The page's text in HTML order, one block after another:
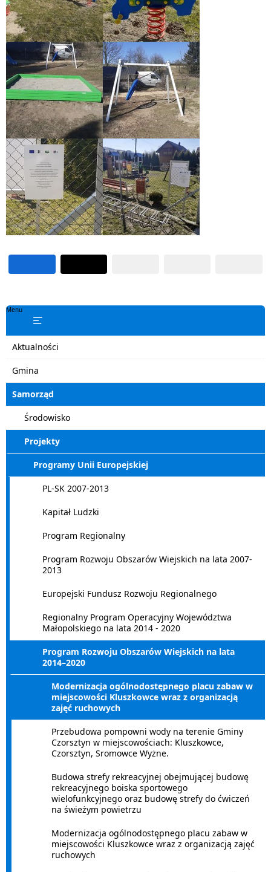
Menu
Aktualności
Gmina
Samorząd
Środowisko
Projekty
Programy Unii Europejskiej
PL-SK 2007-2013
Kapitał Ludzki
Program Regionalny
Program Rozwoju Obszarów Wiejskich na lata 2007-
2013
Europejski Fundusz Rozwoju Regionalnego
Regionalny Program Operacyjny Województwa
Małopolskiego na lata 2014 - 2020
Program Rozwoju Obszarów Wiejskich na lata
2014–2020
Modernizacja ogólnodostępnego placu zabaw w
miejscowości Kluszkowce wraz z organizacją
zajęć ruchowych
Przebudowa pompowni wody na terenie Gminy
Czorsztyn w miejscowościach: Kluszkowce,
Czorsztyn, Sromowce Wyżne.
Budowa strefy rekreacyjnej obejmującej budowę
rekreacyjnego boiska sportowego
wielofunkcyjnego oraz budowę strefy do ćwiczeń
na świeżym powietrzu
Modernizacja ogólnodostępnego placu zabaw w
miejscowości Kluszkowce wraz z organizacją zajęć
ruchowych